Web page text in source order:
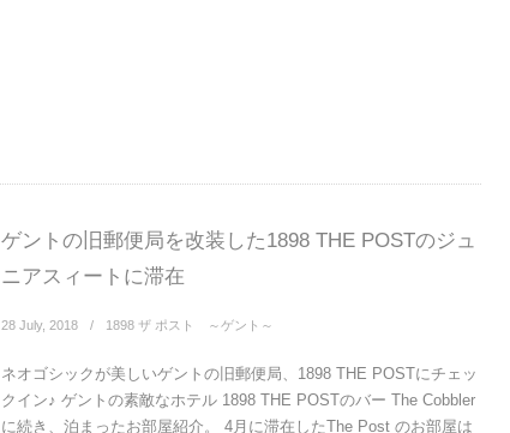
ゲントの旧郵便局を改装した1898 THE POSTのジュ
ニアスィートに滞在
28 July, 2018 1898 ザ ポスト ～ゲント～
ネオゴシックが美しいゲントの旧郵便局、1898 THE POSTにチェッ
クイン♪ ゲントの素敵なホテル 1898 THE POSTのバー The Cobbler
に続き、泊まったお部屋紹介。 4月に滞在したThe Post のお部屋は